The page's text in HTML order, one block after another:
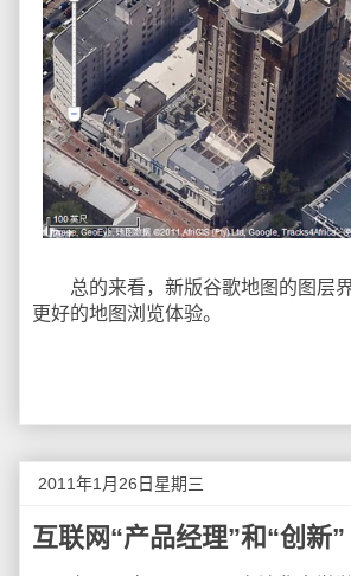
总的来看，新版谷歌地图的图层界
更好的地图浏览体验。
2011年1月26日星期三
互联网“产品经理”和“创新”